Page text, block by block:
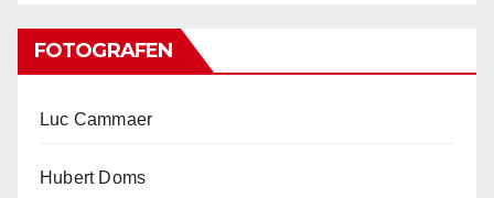
FOTOGRAFEN
Luc Cammaer
Hubert Doms